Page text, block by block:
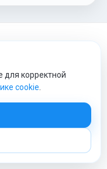
корректной
cookie